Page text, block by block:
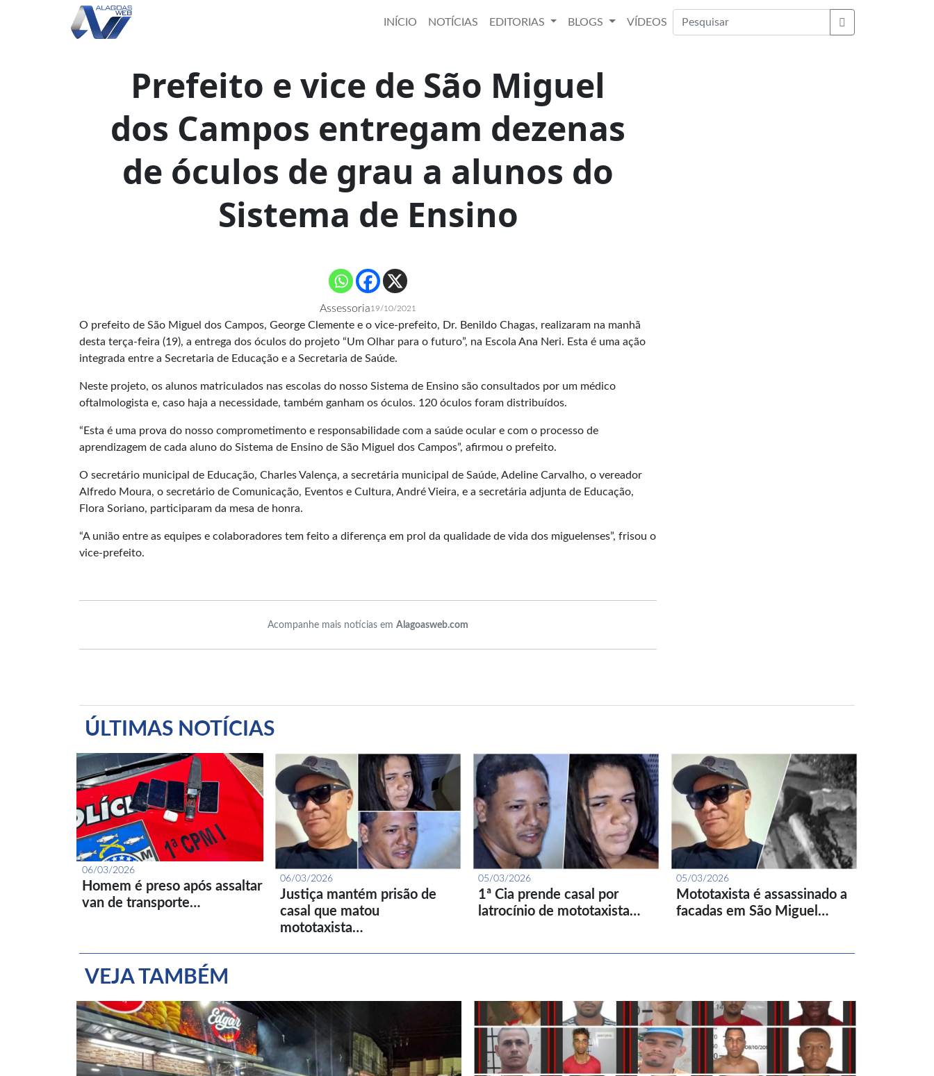
INÍCIO NOTÍCIAS EDITORIAS BLOGS
VÍDEOS
Buscar
Prefeito e vice de São Miguel
dos Campos entregam dezenas
de óculos de grau a alunos do
Sistema de Ensino
Assessoria19/10/2021
O prefeito de São Miguel dos Campos, George Clemente e o vice-prefeito, Dr. Benildo Chagas, realizaram na manhã
desta terça-feira (19), a entrega dos óculos do projeto “Um Olhar para o futuro”, na Escola Ana Neri. Esta é uma ação
integrada entre a Secretaria de Educação e a Secretaria de Saúde.
Neste projeto, os alunos matriculados nas escolas do nosso Sistema de Ensino são consultados por um médico
oftalmologista e, caso haja a necessidade, também ganham os óculos. 120 óculos foram distribuídos.
“Esta é uma prova do nosso comprometimento e responsabilidade com a saúde ocular e com o processo de
aprendizagem de cada aluno do Sistema de Ensino de São Miguel dos Campos”, afirmou o prefeito.
O secretário municipal de Educação, Charles Valença, a secretária municipal de Saúde, Adeline Carvalho, o vereador
Alfredo Moura, o secretário de Comunicação, Eventos e Cultura, André Vieira, e a secretária adjunta de Educação,
Flora Soriano, participaram da mesa de honra.
“A união entre as equipes e colaboradores tem feito a diferença em prol da qualidade de vida dos miguelenses”, frisou o
vice-prefeito.
Acompanhe mais notícias em Alagoasweb.com
ÚLTIMAS NOTÍCIAS
06/03/2026
Homem é preso após assaltar
van de transporte…
06/03/2026
Justiça mantém prisão de
casal que matou
mototaxista…
05/03/2026
1ª Cia prende casal por
latrocínio de mototaxista…
05/03/2026
Mototaxista é assassinado a
facadas em São Miguel…
VEJA TAMBÉM